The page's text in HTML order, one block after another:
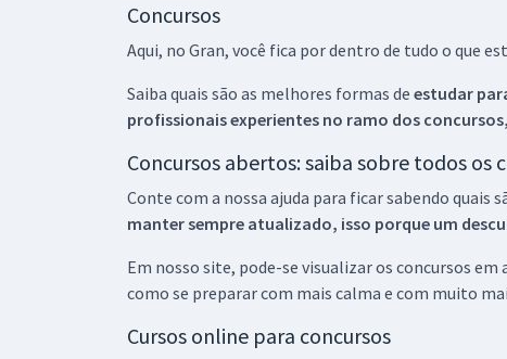
Concursos
Aqui, no Gran, você fica por dentro de tudo o que
Saiba quais são as melhores formas de estudar
profissionais experientes no ramo dos
Concursos abertos: saiba sobre todos os
Conte com a nossa ajuda para ficar sabendo quais
manter sempre atualizado, isso porque um
Em nosso site, pode-se visualizar os concursos
como se preparar com mais calma e com muito
Cursos online para concursos